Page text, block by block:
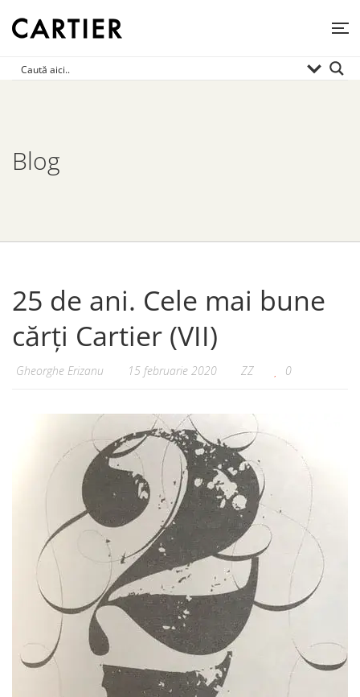
Blog
25 de ani. Cele mai bune
cărți Cartier (VII)
Gheorghe Erizanu 15 februarie 2020 ZZ 0